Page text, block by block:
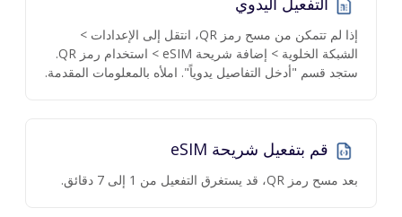
إذا لم تتمكن من مسح رمز QR، انتقل إلى الإعدادات >
الشبكة الخلوية > إضافة شريحة eSIM > استخدام رمز QR.
ستجد قسم "أدخل التفاصيل يدوياً". املأه بالمعلومات المقدمة.
قم بتفعيل شريحة eSIM
بعد مسح رمز QR، قد يستغرق التفعيل من 1 إلى 7 دقائق.